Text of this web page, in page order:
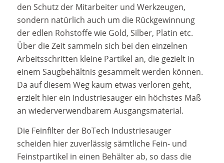
den Schutz der Mitarbeiter und Werkzeugen,
sondern natürlich auch um die Rückgewinnung
der edlen Rohstoffe wie Gold, Silber, Platin etc.
Über die Zeit sammeln sich bei den einzelnen
Arbeitsschritten kleine Partikel an, die gezielt in
einem Saugbehältnis gesammelt werden können.
Da auf diesem Weg kaum etwas verloren geht,
erzielt hier ein Industriesauger ein höchstes Maß
an wiederverwendbarem Ausgangsmaterial.
Die Feinfilter der BoTech Industriesauger
scheiden hier zuverlässig sämtliche Fein- und
Feinstpartikel in einen Behälter ab, so dass die